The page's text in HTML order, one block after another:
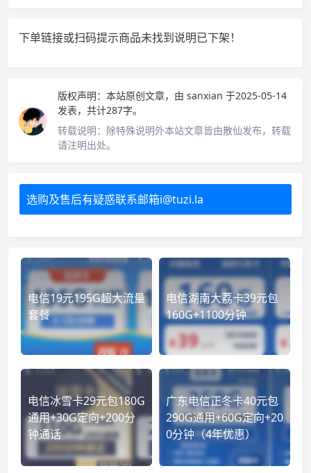
下单链接或扫码提示商品未找到说明已下架！
版权声明： 本站原创文章，由 sanxian 于2025-05-14
发表，共计287字。
转载说明： 除特殊说明外本站文章皆由散仙发布，转载
请注明出处。
选购及售后有疑惑联系邮箱i@tuzi.la
电信19元195G超大流量
套餐
电信湖南大荔卡39元包
160G+1100分钟
电信冰雪卡29元包180G
通用+30G定向+200分
钟通话
广东电信正冬卡40元包
290G通用+60G定向+20
0分钟（4年优惠）